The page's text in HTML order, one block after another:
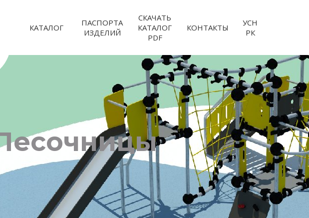
КАТАЛОГ
ПАСПОРТА
ИЗДЕЛИЙ
СКАЧАТЬ
КАТАЛОГ
PDF
КОНТАКТЫ
УСН
РК